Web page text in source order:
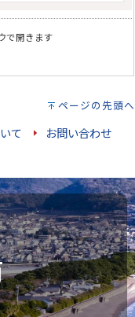
で開きます
ページの先頭へ
て
お問い合わせ